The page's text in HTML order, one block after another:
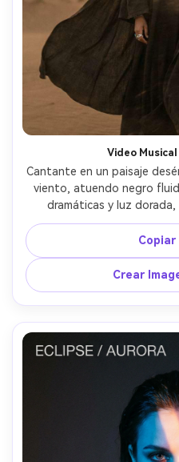
Video
Cantante en un paisaje
viento, atuendo negro
dramáticas y luz
panorámico
cámara RED, sensación de
fondo suave, reflejos
video musical de
Copiar
Crear